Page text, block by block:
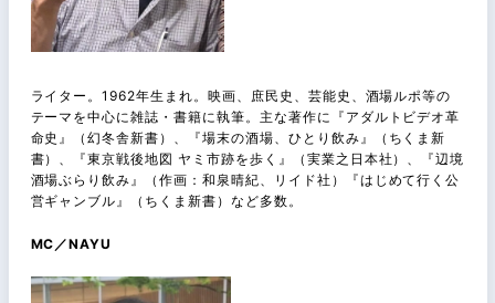
ライター。1962年生まれ。映画、庶民史、芸能史、酒場ルポ等の
テーマを中心に雑誌・書籍に執筆。主な著作に『アダルトビデオ革
命史』（幻冬舎新書）、『場末の酒場、ひとり飲み』（ちくま新
書）、『東京戦後地図 ヤミ市跡を歩く』（実業之日本社）、『辺境
酒場ぶらり飲み』（作画：和泉晴紀、リイド社）『はじめて行く公
営ギャンブル』（ちくま新書）など多数。
MC／NAYU